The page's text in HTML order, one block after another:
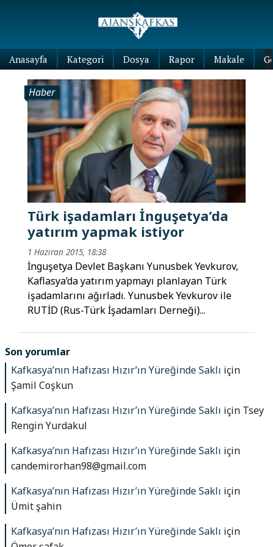
Anasayfa Kategori Dosya Rapor Makale
Haber
Türk işadamları İnguşetya’da
yatırım yapmak istiyor
1 Haziran 2015, 18:38
İnguşetya Devlet Başkanı Yunusbek Yevkurov,
Kaflasya’da yatırım yapmayı planlayan Türk
işadamlarını ağırladı. Yunusbek Yevkurov ile
RUTİD (Rus-Türk İşadamları Derneği)...
Son yorumlar
Kafkasya’nın Hafızası Hızır’ın Yüreğinde Saklı için
Şamil Coşkun
Kafkasya’nın Hafızası Hızır’ın Yüreğinde Saklı için Tsey
Rengin Yurdakul
Kafkasya’nın Hafızası Hızır’ın Yüreğinde Saklı için
candemirorhan98@gmail.com
Kafkasya’nın Hafızası Hızır’ın Yüreğinde Saklı için
Ümit şahin
Kafkasya’nın Hafızası Hızır’ın Yüreğinde Saklı için